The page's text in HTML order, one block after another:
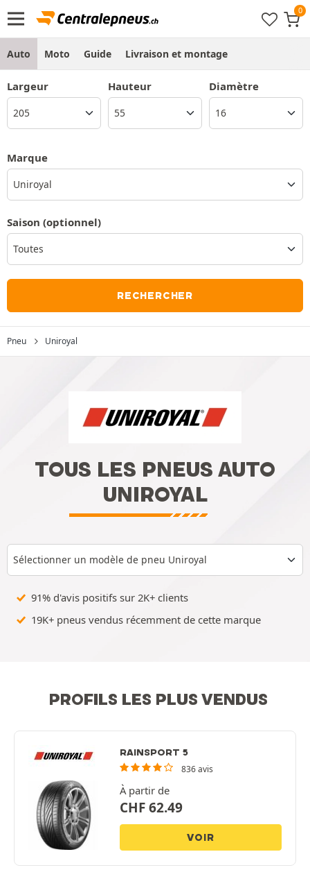
Auto Moto Guide Livraison et montage
Largeur Hauteur Diamètre
Marque
Uniroyal
Saison (optionnel)
RECHERCHER
Pneu Uniroyal
TOUS LES PNEUS AUTO
UNIROYAL
Sélectionner un modèle de pneu Uniroyal
91% d'avis positifs sur 2K+ clients
19K+ pneus vendus récemment de cette marque
PROFILS LES PLUS VENDUS
RAINSPORT 5
836 avis
À partir de
CHF62.49
VOIR